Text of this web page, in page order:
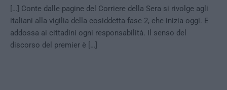
[…] Conte dalle pagine del Corriere della Sera si rivolge agli
italiani alla vigilia della cosiddetta fase 2, che inizia oggi. E
addossa ai cittadini ogni responsabilità. Il senso del
discorso del premier è […]